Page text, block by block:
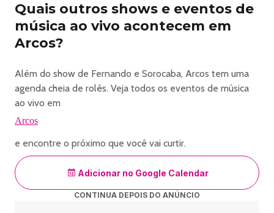
Quais outros shows e eventos de
música ao vivo acontecem em
Arcos?
Além do show de Fernando e Sorocaba, Arcos tem uma
agenda cheia de rolês. Veja todos os eventos de música
ao vivo em
Arcos
e encontre o próximo que você vai curtir.
Adicionar no Google Calendar
CONTINUA DEPOIS DO ANÚNCIO